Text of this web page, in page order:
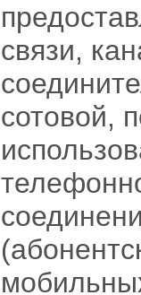
связи,
сотовой,